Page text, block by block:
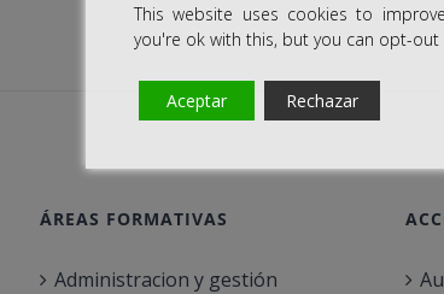
ÁREAS FORMATIVAS
Administracion y gestión
This website uses cookies to
you're ok with this, but you can opt-out
Aceptar Rechazar